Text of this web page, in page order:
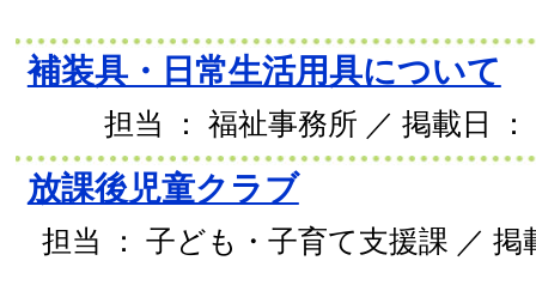
補装具・日常生活用具について
担当 ： 福祉事務所 ／ 掲載日 ：
放課後児童クラブ
担当 ： 子ども・子育て支援課 ／ 掲